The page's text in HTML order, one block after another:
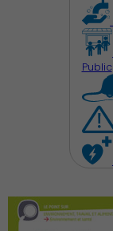
Public